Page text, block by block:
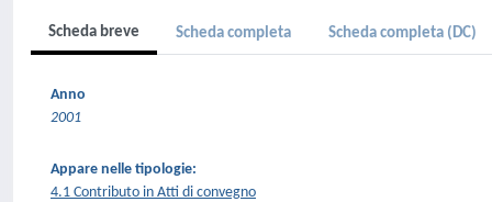
Scheda breve Scheda completa Scheda completa (DC)
Anno
2001
Appare nelle tipologie:
4.1 Contributo in Atti di convegno